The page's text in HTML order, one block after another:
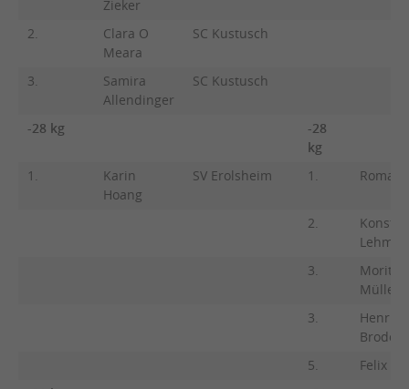
Zieker
2.
Clara O
Meara
SC Kustusch
3.
Samira
Allendinger
SC Kustusch
-28 kg
-28
kg
1.
Karin
Hoang
SV Erolsheim 1. Roman
2.
3.
Moritz
Müller
3.
Henri
Brodocz
5.
Felix